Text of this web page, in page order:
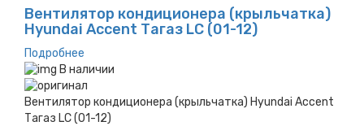
Вентилятор кондиционера (крыльчатка)
Hyundai Accent Тагаз LC (01-12)
Подробнее
В наличии
Вентилятор кондиционера (крыльчатка) Hyundai Accent
Тагаз LC (01-12)